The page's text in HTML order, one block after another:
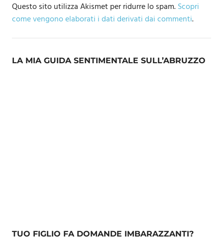
Questo sito utilizza Akismet per ridurre lo spam.Scopri
come vengono elaborati i dati derivati dai commenti.
LA MIA GUIDA SENTIMENTALE SULL’ABRUZZO
TUO FIGLIO FA DOMANDE IMBARAZZANTI?